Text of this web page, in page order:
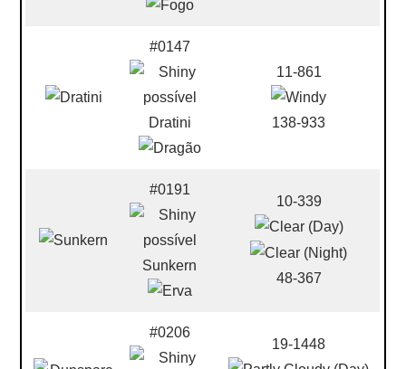
#0147
Dratini
11-861
138-933
#0191
Sunkern
10-339
48-367
#0206
19-1448